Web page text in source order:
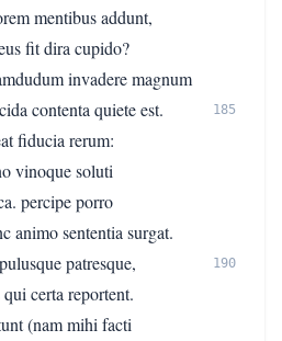
mentibus addunt,
fit dira cupido?
invadere magnum
contenta quiete est.
185
fiducia rerum:
vinoque soluti
percipe porro
animo sententia surgat.
patresque,
190
certa reportent.
(nam mihi facti